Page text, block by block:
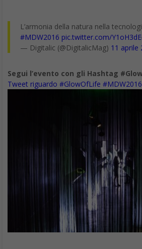
L’armonia della natura nella
#MDW2016 pic.twitter.com/
— Digitalic (@DigitalicMag) 11 aprile
Segui l’evento con gli Hashtag
Tweet riguardo #GlowOfLife #MDW2016